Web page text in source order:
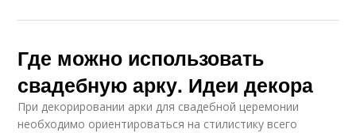
Где можно использовать
свадебную арку. Идеи декора
При декорировании арки для свадебной церемонии
необходимо ориентироваться на стилистику всего